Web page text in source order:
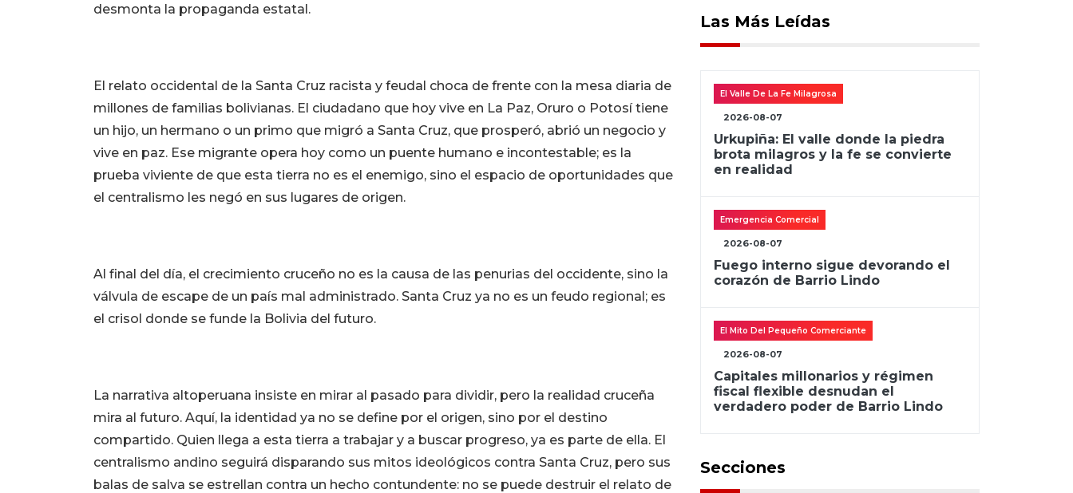
desmonta la propaganda estatal.
El relato occidental de la Santa Cruz racista y feudal choca de frente con la mesa diaria de
millones de familias bolivianas. El ciudadano que hoy vive en La Paz, Oruro o Potosí tiene
un hijo, un hermano o un primo que migró a Santa Cruz, que prosperó, abrió un negocio y
vive en paz. Ese migrante opera hoy como un puente humano e incontestable; es la
prueba viviente de que esta tierra no es el enemigo, sino el espacio de oportunidades que
el centralismo les negó en sus lugares de origen.
Al final del día, el crecimiento cruceño no es la causa de las penurias del occidente, sino la
válvula de escape de un país mal administrado. Santa Cruz ya no es un feudo regional; es
el crisol donde se funde la Bolivia del futuro.
La narrativa altoperuana insiste en mirar al pasado para dividir, pero la realidad cruceña
mira al futuro. Aquí, la identidad ya no se define por el origen, sino por el destino
compartido. Quien llega a esta tierra a trabajar y a buscar progreso, ya es parte de ella. El
centralismo andino seguirá disparando sus mitos ideológicos contra Santa Cruz, pero sus
balas de salva se estrellan contra un hecho contundente: no se puede destruir el relato de
Las Más Leídas
El Valle De La Fe Milagrosa
2026-08-07
Urkupiña: El valle donde la piedra
brota milagros y la fe se convierte
en realidad
Emergencia Comercial
2026-08-07
Fuego interno sigue devorando el
corazón de Barrio Lindo
El Mito Del Pequeño Comerciante
2026-08-07
Capitales millonarios y régimen
fiscal flexible desnudan el
verdadero poder de Barrio Lindo
Secciones